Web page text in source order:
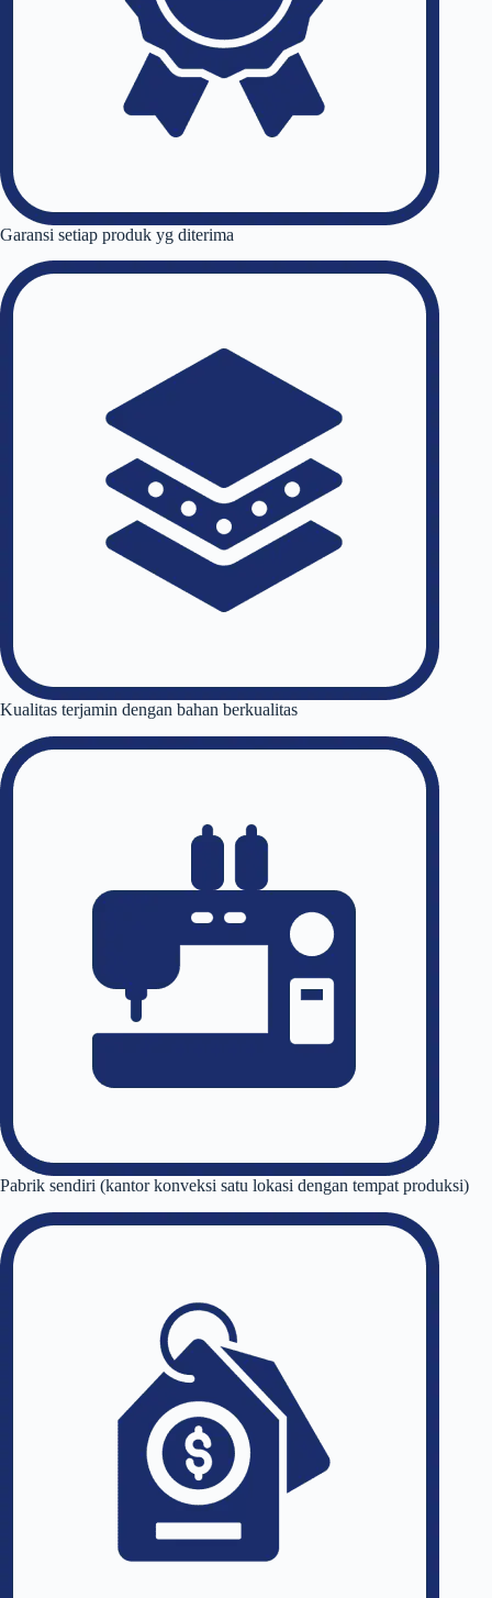
Garansi setiap produk yg diterima
Kualitas terjamin dengan bahan berkualitas
Pabrik sendiri (kantor konveksi satu lokasi dengan tempat produksi)